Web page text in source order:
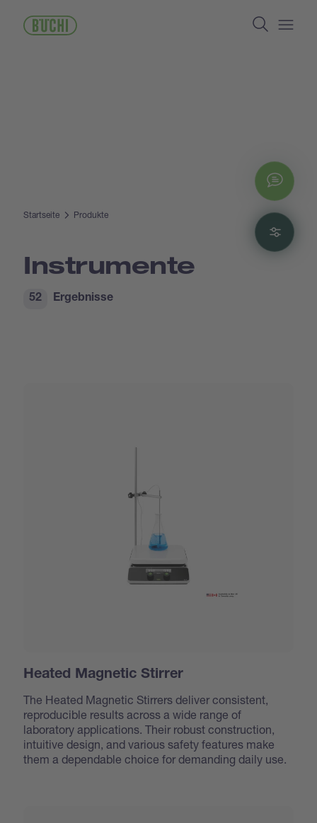
Inhalt
Search
Startseite Produkte
Instrumente
Ergebnisse
52
Heated Magnetic Stirrer
The Heated Magnetic Stirrers deliver consistent,
reproducible results across a wide range of
laboratory applications. Their robust construction,
intuitive design, and various safety features make
them a dependable choice for demanding daily use.